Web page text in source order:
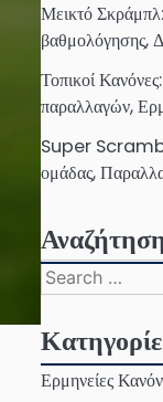
Μεικτό
βαθμολόγησης,
Τοπικοί
παραλλαγών,
Super
ομάδας,
Search
for:
Ερμηνείες